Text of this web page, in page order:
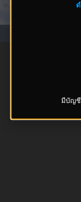
มีบัญชี